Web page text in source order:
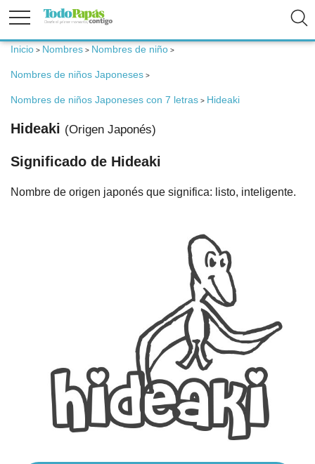
Fertilidad
Embarazo
Bebé
Inicio > Nombres > Nombres de niño >
Nombres de niños Japoneses >
Nombres de niños Japoneses con 7 letras > Hideaki
Hideaki (Origen Japonés)
Significado de Hideaki
Nombre de origen japonés que significa: listo, inteligente.